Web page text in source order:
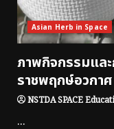
Asian Herb in Space
ภาพกิจกรรมแล
ราชพฤกษ์อวกาศ
NSTDA SPACE
...